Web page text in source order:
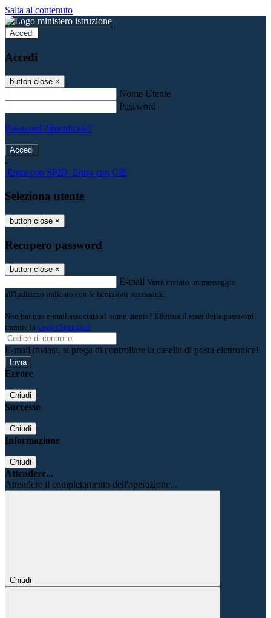
Salta al contenuto
Accedi
Accedi
button close ×
Nome Utente
Password
Password dimenticata?
-
Entra con SPID Entra con CIE
Seleziona utente
button close ×
Recupero password
button close ×
E-mail Verrà inviato un messaggio
all'indirizzo indicato con le istruzioni necessarie.
Non hai una e-mail associata al nome utente? Effettua il reset della password
tramite la Login Spaggiari
E-mail inviata, si prega di controllare la casella di posta elettronica!
Errore
Chiudi
Successo
Chiudi
Informazione
Chiudi
Attendere...
Attendere il completamento dell'operazione...
Chiudi